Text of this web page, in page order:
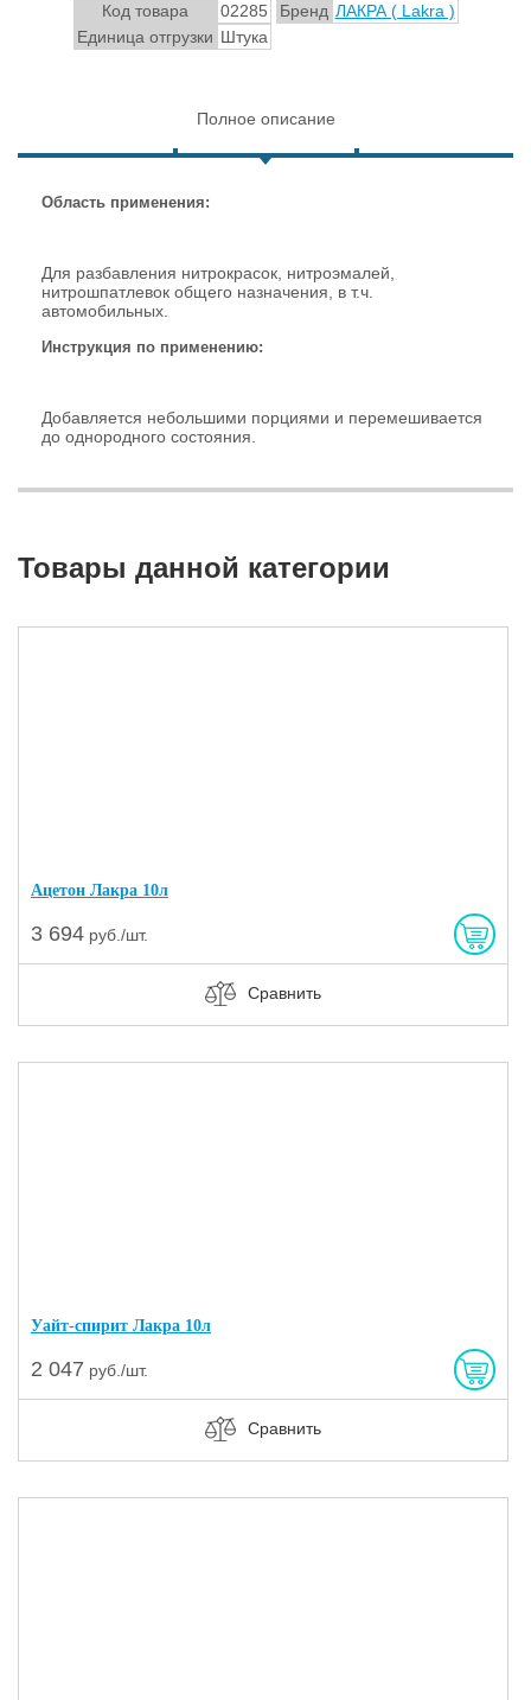
Код товара 02285 Бренд ЛАКРА ( Lakra )
Единица отгрузки Штука
Полное описание
Область применения:
Для разбавления нитрокрасок, нитроэмалей,
нитрошпатлевок общего назначения, в т.ч.
автомобильных.
Инструкция по применению:
Добавляется небольшими порциями и перемешивается
до однородного состояния.
Товары данной категории
Ацетон Лакра 10л
3 694 руб./шт.
Сравнить
Уайт-спирит Лакра 10л
2 047 руб./шт.
Сравнить